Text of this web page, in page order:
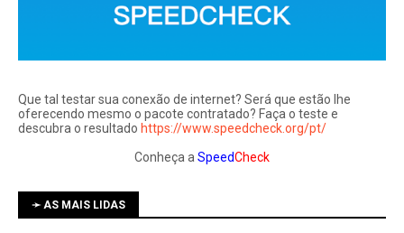
Que tal testar sua conexão de internet? Será que estão lhe
oferecendo mesmo o pacote contratado? Faça o teste e
descubra o resultado https://www.speedcheck.org/pt/
Conheça a SpeedCheck
➛ AS MAIS LIDAS